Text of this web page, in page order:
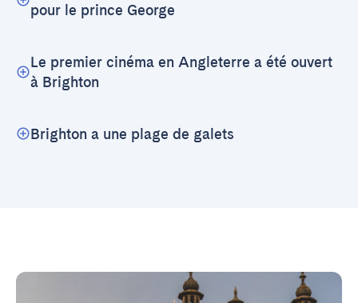
pour le prince George
Le premier cinéma en Angleterre a été ouvert
à Brighton
Brighton a une plage de galets